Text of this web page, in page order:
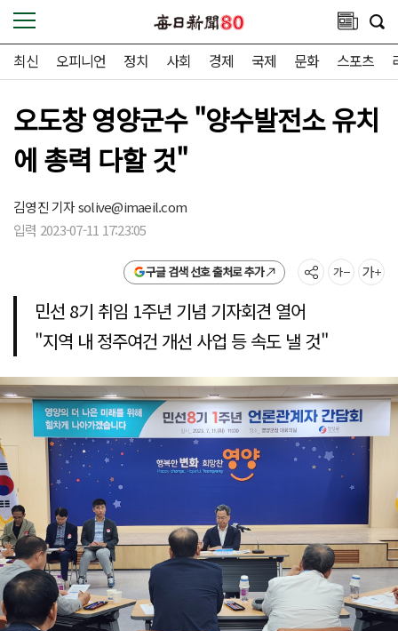
최신 오피니언 정치 사회 경제 국제 문화 스포츠
오도창 영양군수 "양수발전소 유치
에 총력 다할 것"
김영진 기자solive@imaeil.com
입력 2023-07-11 17:23:05
구글 검색 선호 출처로 추가
민선 8기 취임 1주년 기념 기자회견 열어
"지역 내 정주여건 개선 사업 등 속도 낼 것"